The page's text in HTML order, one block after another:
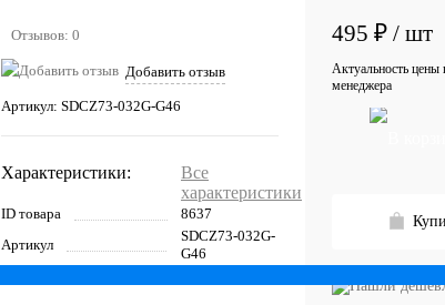
Отзывов: 0
Добавить отзыв
Артикул: SDCZ73-032G-G46
Характеристики:
Все
характеристики
ID товара
8637
Артикул
SDCZ73-032G-
G46
495 ₽ / шт
Актуальность цены
менеджера